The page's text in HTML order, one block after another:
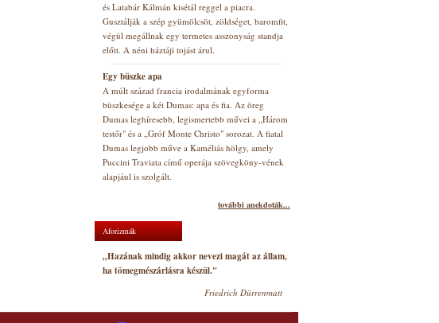
és Latabár Kálmán kisétál reggel a piacra.
Gusztálják a szép gyümölcsöt, zöldséget, baromfit,
végül megállnak egy termetes asszonyság standja
előtt. A néni háztáji tojást árul.
Egy büszke apa
A múlt század francia irodalmának egyforma
büszkesége a két Dumas: apa és fia. Az öreg
Dumas leghíresebb, legismertebb művei a „Három
testőr" és a „Gróf Monte Christo" sorozat. A fiatal
Dumas legjobb műve a Kaméliás hölgy, amely
Puccini Traviata című operája szövegköny-vének
alapjául is szolgált.
további anekdoták...
Aforizmák
„Hazának mindig akkor nevezi magát az állam,
ha tömegmészárlásra készül."
Friedrich Dürrenmatt